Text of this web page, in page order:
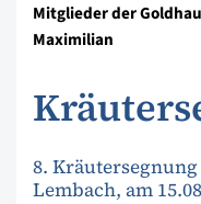
Mitglieder der
Maximilian
8.
Lembach, am